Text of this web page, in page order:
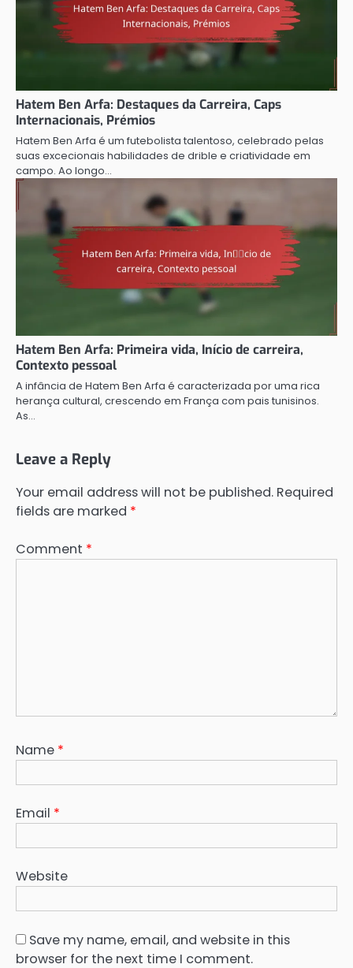
Hatem Ben Arfa: Destaques da Carreira, Caps
Internacionais, Prémios
Hatem Ben Arfa é um futebolista talentoso, celebrado pelas
suas excecionais habilidades de drible e criatividade em
campo. Ao longo…
Hatem Ben Arfa: Primeira vida, Início de carreira,
Contexto pessoal
A infância de Hatem Ben Arfa é caracterizada por uma rica
herança cultural, crescendo em França com pais tunisinos.
As…
Leave a Reply
Your email address will not be published. Required
fields are marked *
Comment *
Name *
Email *
Website
Save my name, email, and website in this
browser for the next time I comment.